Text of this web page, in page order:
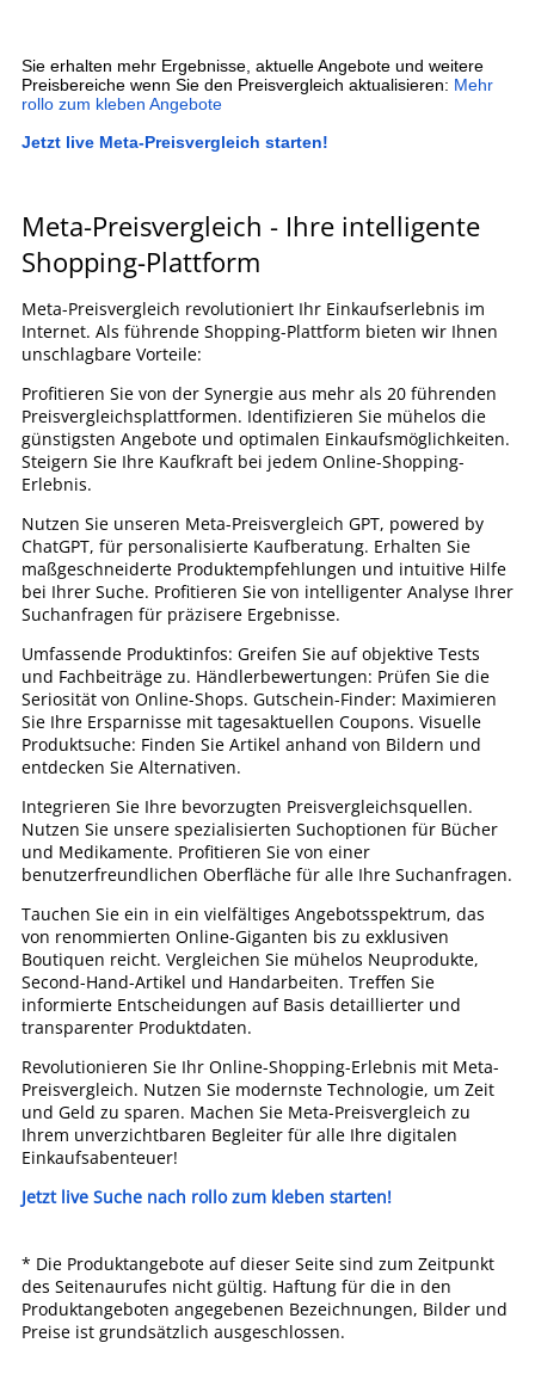
Sie erhalten mehr Ergebnisse, aktuelle Angebote und weitere
Preisbereiche wenn Sie den Preisvergleich aktualisieren: Mehr
rollo zum kleben Angebote
Jetzt live Meta-Preisvergleich starten!
Meta-Preisvergleich - Ihre intelligente
Shopping-Plattform
Meta-Preisvergleich revolutioniert Ihr Einkaufserlebnis im
Internet. Als führende Shopping-Plattform bieten wir Ihnen
unschlagbare Vorteile:
Profitieren Sie von der Synergie aus mehr als 20 führenden
Preisvergleichsplattformen. Identifizieren Sie mühelos die
günstigsten Angebote und optimalen Einkaufsmöglichkeiten.
Steigern Sie Ihre Kaufkraft bei jedem Online-Shopping-
Erlebnis.
Nutzen Sie unseren Meta-Preisvergleich GPT, powered by
ChatGPT, für personalisierte Kaufberatung. Erhalten Sie
maßgeschneiderte Produktempfehlungen und intuitive Hilfe
bei Ihrer Suche. Profitieren Sie von intelligenter Analyse Ihrer
Suchanfragen für präzisere Ergebnisse.
Umfassende Produktinfos: Greifen Sie auf objektive Tests
und Fachbeiträge zu. Händlerbewertungen: Prüfen Sie die
Seriosität von Online-Shops. Gutschein-Finder: Maximieren
Sie Ihre Ersparnisse mit tagesaktuellen Coupons. Visuelle
Produktsuche: Finden Sie Artikel anhand von Bildern und
entdecken Sie Alternativen.
Integrieren Sie Ihre bevorzugten Preisvergleichsquellen.
Nutzen Sie unsere spezialisierten Suchoptionen für Bücher
und Medikamente. Profitieren Sie von einer
benutzerfreundlichen Oberfläche für alle Ihre Suchanfragen.
Tauchen Sie ein in ein vielfältiges Angebotsspektrum, das
von renommierten Online-Giganten bis zu exklusiven
Boutiquen reicht. Vergleichen Sie mühelos Neuprodukte,
Second-Hand-Artikel und Handarbeiten. Treffen Sie
informierte Entscheidungen auf Basis detaillierter und
transparenter Produktdaten.
Revolutionieren Sie Ihr Online-Shopping-Erlebnis mit Meta-
Preisvergleich. Nutzen Sie modernste Technologie, um Zeit
und Geld zu sparen. Machen Sie Meta-Preisvergleich zu
Ihrem unverzichtbaren Begleiter für alle Ihre digitalen
Einkaufsabenteuer!
Jetzt live Suche nach rollo zum kleben starten!
* Die Produktangebote auf dieser Seite sind zum Zeitpunkt
des Seitenaurufes nicht gültig. Haftung für die in den
Produktangeboten angegebenen Bezeichnungen, Bilder und
Preise ist grundsätzlich ausgeschlossen.